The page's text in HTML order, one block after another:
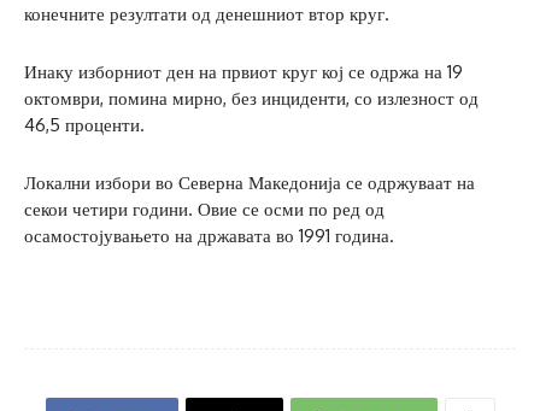
конечните резултати од денешниот втор круг.
Инаку изборниот ден на првиот круг кој се одржа на 19
октомври, помина мирно, без инциденти, со излезност од
46,5 проценти.
Локални избори во Северна Македонија се одржуваат на
секои четири години. Овие се осми по ред од
осамостојувањето на државата во 1991 година.